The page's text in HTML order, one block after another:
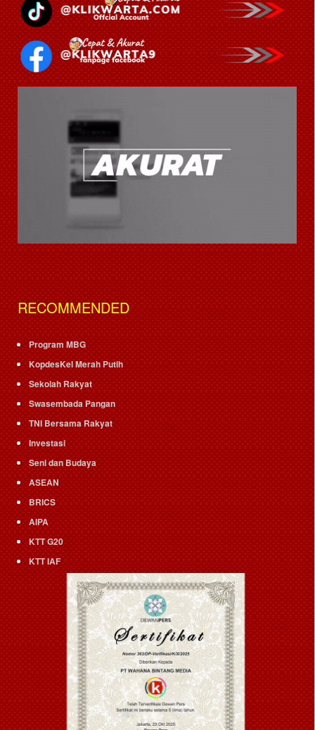
RECOMMENDED
Program MBG
KopdesKel Merah Putih
Sekolah Rakyat
Swasembada Pangan
TNI Bersama Rakyat
Investasi
Seni dan Budaya
ASEAN
BRICS
AIPA
KTT G20
KTT IAF